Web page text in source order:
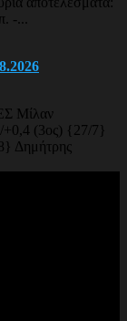
-...
Μίλαν
+0,4 (3ος) {27/7}
Δημήτρης